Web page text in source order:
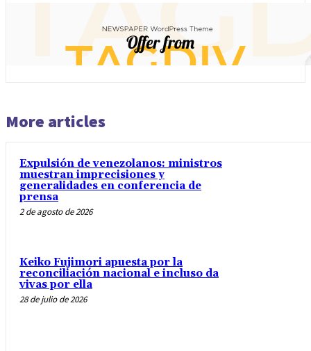
More articles
Expulsión de venezolanos: ministros
muestran imprecisiones y
generalidades en conferencia de
prensa
2 de agosto de 2026
Keiko Fujimori apuesta por la
reconciliación nacional e incluso da
vivas por ella
28 de julio de 2026